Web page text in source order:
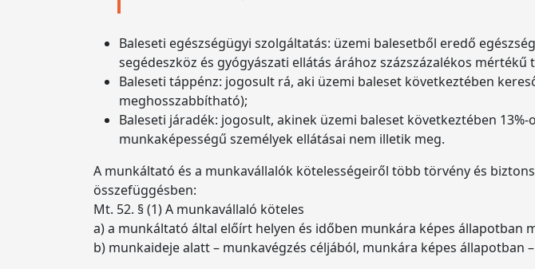
Baleseti egészségügyi szolgáltatás: üzemi balesetből eredő
segédeszköz és gyógyászati ellátás árához százszázalékos mértékű
Baleseti táppénz: jogosult rá, aki üzemi baleset következtében
meghosszabbítható);
Baleseti járadék: jogosult, akinek üzemi baleset következtében
munkaképességű személyek ellátásai nem illetik meg.
A munkáltató és a munkavállalók kötelességeiről több törvény és
összefüggésben:
Mt. 52. § (1) A munkavállaló köteles
a) a munkáltató által előírt helyen és időben munkára képes állapotban
b) munkaideje alatt – munkavégzés céljából, munkára képes állapotban